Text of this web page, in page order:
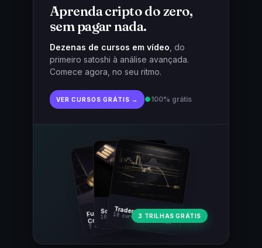
Aprenda cripto do zero,
sem pagar nada.
Dezenas de cursos em vídeo , do
primeiro satoshi à análise avançada.
Comece agora, no seu ritmo.
VER CURSOS GRÁTIS → ●100% grátis
Fundamentos
Cripto
7 cursos · 31 aulas
Trader Cripto
18 cursos · 80 aulas
Soberania Bitcoin
10 cursos · 44 aulas3 TRILHAS GRÁTIS